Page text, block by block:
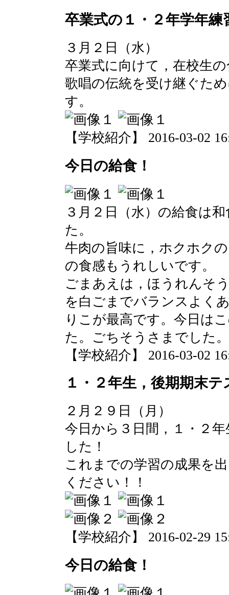
卒業式の１・２年学年練
３月２日（水）
卒業式に向けて，在校生
歌唱の伝統を受け継ぐた
す。
【学校紹介】 2016-03-02
今日の給食！
３月２日（水）の給食
た。
牛肉の旨味に，ホクホク
の食感もうれしいです。
ごまあえは，ほうれんそ
を白ごまでバランスよく
りこが最高です。今日は
た。ごちそうさまでした。
【学校紹介】 2016-03-02
１・２年生，後期期末
２月２９日（月）
今日から３日間，１・２
した！
これまでの学習の成果を
ください！！
【学校紹介】 2016-02-29
今日の給食！